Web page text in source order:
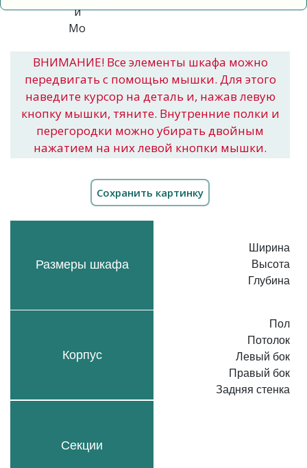
ВНИМАНИЕ! Все элементы шкафа можно
передвигать с помощью мышки. Для этого
наведите курсор на деталь и, нажав левую
кнопку мышки, тяните. Внутренние полки и
перегородки можно убирать двойным
нажатием на них левой кнопки мышки.
Размеры шкафа
Корпус
Секции
Ширина
Высота
Глубина
Пол
Потолок
Левый бок
Правый бок
Задняя стенка